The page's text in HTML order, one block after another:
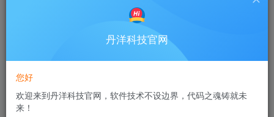
AI不再是遥不可及的高科技，它已经变成
。不管你是程序小白、创意达人，还是副业玩
丹洋科技官网
您好
欢迎来到丹洋科技官网，软件技术不设边界，代码之魂铸就未
来！